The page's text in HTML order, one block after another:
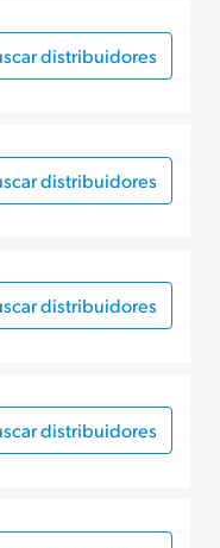
distribuidores
distribuidores
distribuidores
distribuidores